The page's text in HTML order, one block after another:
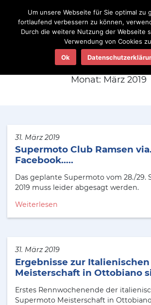
Aktuelles
Monat: März 2019
31. März 2019
Supermoto Club Ramsen
Facebook…..
Das geplante Supermoto vom 28./29.
2019 muss leider abgesagt werden.
Weiterlesen
31. März 2019
Ergebnisse zur Italienischen
Meisterschaft in Ottobiano
Erstes Rennwochenende der
Supermoto Meisterschaft in
Um unsere Webseite für Sie optimal zu
fortlaufend verbessern zu können,
Durch die weitere Nutzung der Webseite
Verwendung von Cookies
Ok